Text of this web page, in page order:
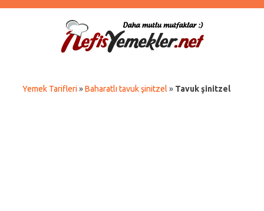
Yemek Tarifleri »Baharatlı tavuk şinitzel » Tavuk şinitzel